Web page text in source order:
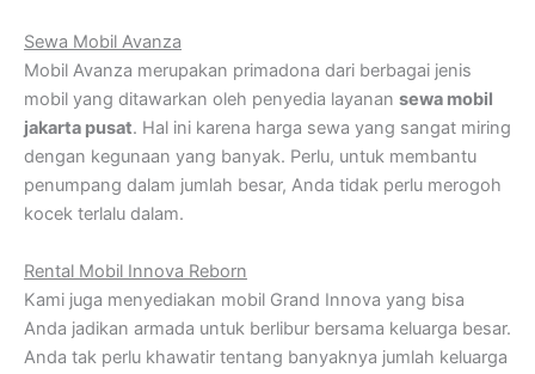
Sewa Mobil Avanza
Mobil Avanza merupakan primadona dari berbagai jenis
mobil yang ditawarkan oleh penyedia layanan sewa mobil
jakarta pusat. Hal ini karena harga sewa yang sangat miring
dengan kegunaan yang banyak. Perlu, untuk membantu
penumpang dalam jumlah besar, Anda tidak perlu merogoh
kocek terlalu dalam.
Rental Mobil Innova Reborn
Kami juga menyediakan mobil Grand Innova yang bisa
Anda jadikan armada untuk berlibur bersama keluarga besar.
Anda tak perlu khawatir tentang banyaknya jumlah keluarga